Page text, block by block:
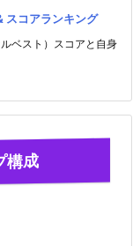
スコアランキング
ベスト）スコアと自身
構成